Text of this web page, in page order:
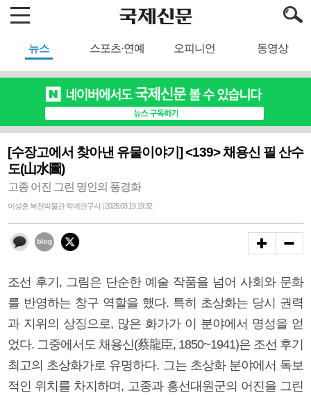
뉴스 스포츠·연예 오피니언 동영상
[수장고에서 찾아낸 유물이야기] <139> 채용신 필 산수
도(山水圖)
고종 어진 그린 명인의 풍경화
이성훈 복천박물관 학예연구사 | 2025.03.19 19:32
조선 후기, 그림은 단순한 예술 작품을 넘어 사회와 문화
를 반영하는 창구 역할을 했다. 특히 초상화는 당시 권력
과 지위의 상징으로, 많은 화가가 이 분야에서 명성을 얻
었다. 그중에서도 채용신(蔡龍臣, 1850~1941)은 조선 후기
최고의 초상화가로 유명하다. 그는 초상화 분야에서 독보
적인 위치를 차지하며, 고종과 흥선대원군의 어진을 그린